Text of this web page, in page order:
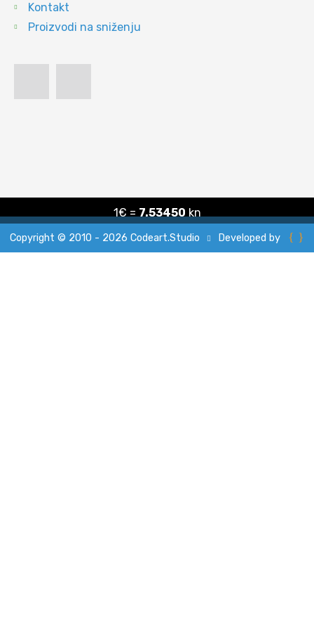
Kontakt
Proizvodi na sniženju
1€ = 7.53450 kn
Copyright © 2010 - 2026 Codeart.Studio Developed by { }